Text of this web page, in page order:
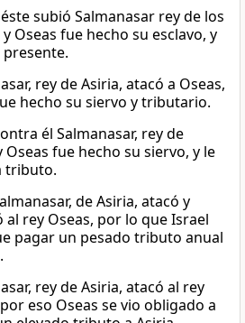
subió Salmanasar rey de los
Oseas fue hecho su esclavo, y
presente.
rey de Asiria, atacó a Oseas,
hecho su siervo y tributario.
él Salmanasar, rey de
Oseas fue hecho su siervo, y le
tributo.
de Asiria, atacó y
rey Oseas, por lo que Israel
pagar un pesado tributo anual
rey de Asiria, atacó al rey
eso Oseas se vio obligado a